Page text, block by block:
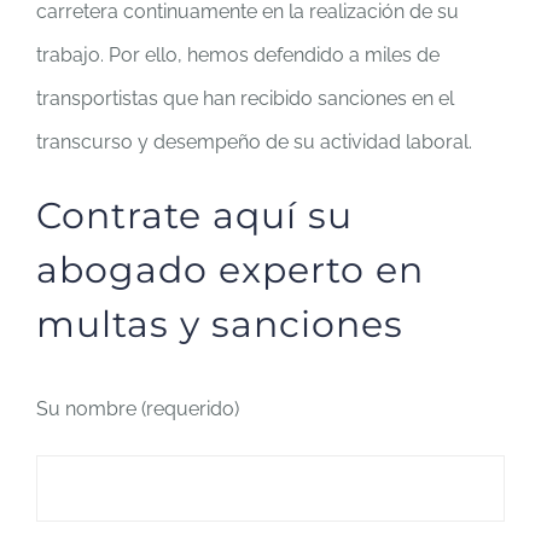
carretera continuamente en la realización de su
trabajo. Por ello, hemos defendido a miles de
transportistas que han recibido sanciones en el
transcurso y desempeño de su actividad laboral.
Contrate aquí su
abogado experto en
multas y sanciones
Su nombre (requerido)